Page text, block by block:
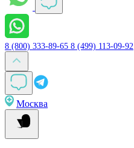
8 (800) 333-89-65 8 (499) 113-09-92
Москва